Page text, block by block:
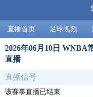
直播首页 足球视频
2026年06月10日 WNBA
直播
直播信号
该赛事直播已结束